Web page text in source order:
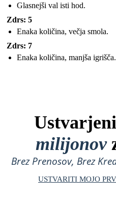
Glasnejši val isti hod.
Zdrs: 5
Enaka količina, večja smola.
Zdrs: 7
Enaka količina, manjša igrišča.
milijonov
Brez Prenosov, Brez
USTVARITI MOJO